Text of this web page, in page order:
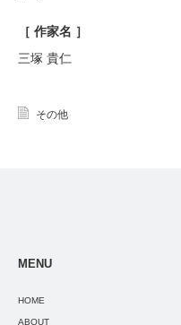
［ 作家名 ］
三塚 貴仁
その他
MENU
HOME
ABOUT